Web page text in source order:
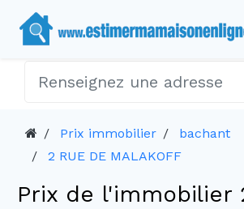
Prix immobilier
bachant
2 RUE DE MALAKOFF
Prix de l'immobilier